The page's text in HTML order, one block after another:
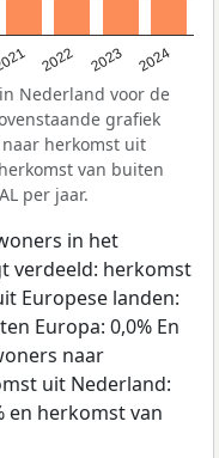
2022 2023 2024
Nederland voor de
grafiek
herkomst uit
van buiten
per jaar.
in het
verdeeld: herkomst
Europese landen:
Europa: 0,0% En
naar
uit Nederland:
en herkomst van